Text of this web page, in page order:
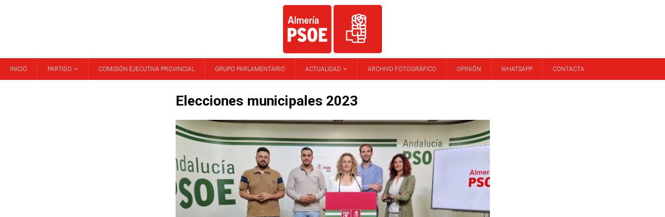
INICIO PARTIDO COMISIÓN EJECUTIVA PROVINCIAL GRUPO PARLAMENTARIO ACTUALIDAD ARCHIVO FOTOGRÁFICO OPINIÓN WHATSAPP CONTACTA
Elecciones municipales 2023